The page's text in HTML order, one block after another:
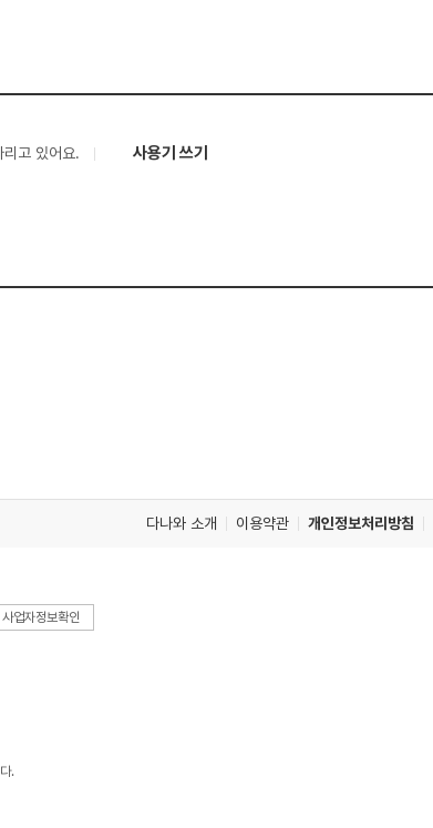
고 있어요. 사용기 쓰기
다나와 소개 이용약관 개인정보처리방침
사업자정보확인
.